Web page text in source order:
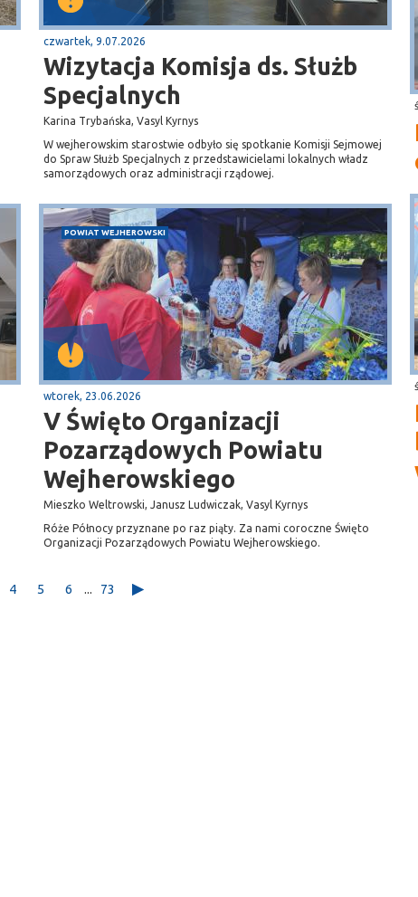
czwartek, 9.07.2026
Wizytacja Komisja ds. Służb
Specjalnych
Karina Trybańska, Vasyl Kyrnys
W wejherowskim starostwie odbyło się spotkanie Komisji Sejmowej
do Spraw Służb Specjalnych z przedstawicielami lokalnych władz
samorządowych oraz administracji rządowej.
POWIAT WEJHEROWSKI
wtorek, 23.06.2026
V Święto Organizacji
Pozarządowych Powiatu
Wejherowskiego
Mieszko Weltrowski, Janusz Ludwiczak, Vasyl Kyrnys
Róże Północy przyznane po raz piąty. Za nami coroczne Święto
Organizacji Pozarządowych Powiatu Wejherowskiego.
4 5 6 ... 73